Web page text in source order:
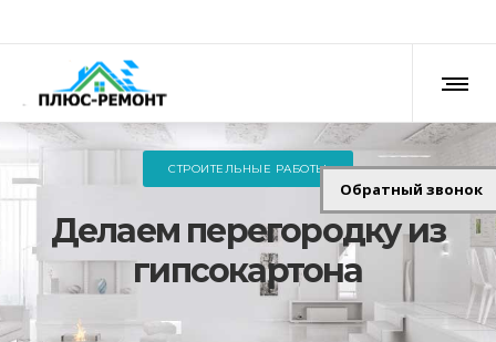
СТРОИТЕЛЬНЫЕ РАБОТЫ
Делаем перегородку из
гипсокартона
Обратный звонок